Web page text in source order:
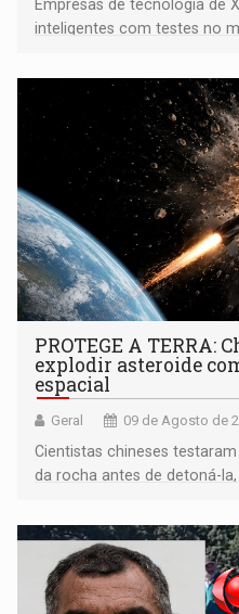
Empresas de tecnologia de
inteligentes com testes no
PROTEGE A TERRA:
explodir asteroide
espacial
Geral 09 de Agosto de
Cientistas chineses
da rocha antes de detoná-